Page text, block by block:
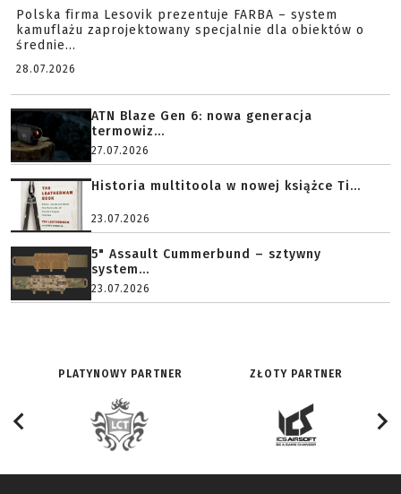
Polska firma Lesovik prezentuje FARBA – system
kamuflażu zaprojektowany specjalnie dla obiektów o
średnie...
28.07.2026
ATN Blaze Gen 6: nowa generacja
termowiz...
27.07.2026
Historia multitoola w nowej książce Ti...
23.07.2026
5" Assault Cummerbund – sztywny
system...
23.07.2026
PLATYNOWY PARTNER ZŁOTY PARTNER